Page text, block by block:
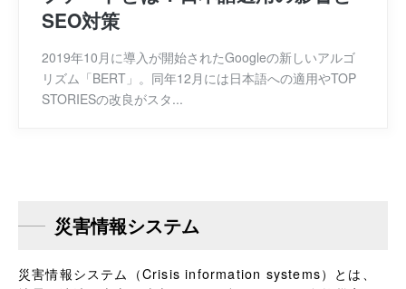
SEO対策
2019年10月に導入が開始されたGoogleの新しいアルゴ
リズム「BERT」。同年12月には日本語への適用やTOP
STORIESの改良がスタ...
災害情報システム
災害情報システム（Crisis information systems）とは、